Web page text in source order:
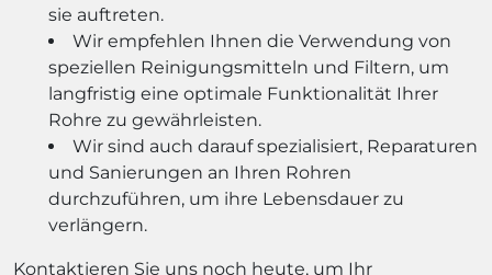
sie auftreten.
Wir empfehlen Ihnen die Verwendung von
speziellen Reinigungsmitteln und Filtern, um
langfristig eine optimale Funktionalität Ihrer
Rohre zu gewährleisten.
Wir sind auch darauf spezialisiert, Reparaturen
und Sanierungen an Ihren Rohren
durchzuführen, um ihre Lebensdauer zu
verlängern.
Kontaktieren Sie uns noch heute, um Ihr